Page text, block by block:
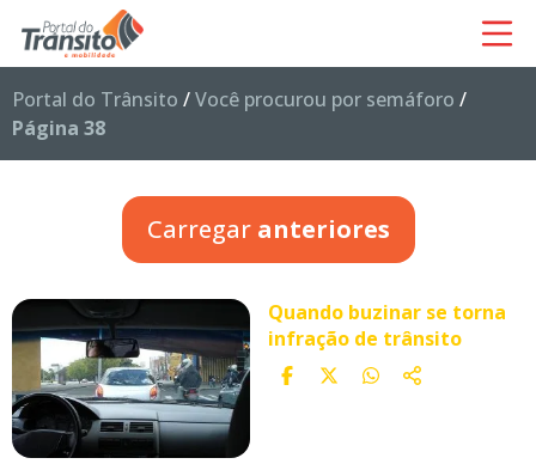
Portal do Trânsito /Você procurou por semáforo /
Página 38
Carregar anteriores
Quando buzinar se torna
infração de trânsito